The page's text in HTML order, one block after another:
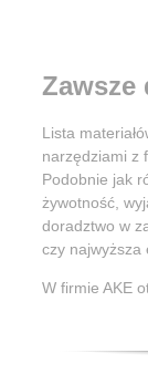
Zawsze
Lista
narzędziami z
Podobnie jak
żywotność,
doradztwo w
czy najwyższa
W firmie AKE